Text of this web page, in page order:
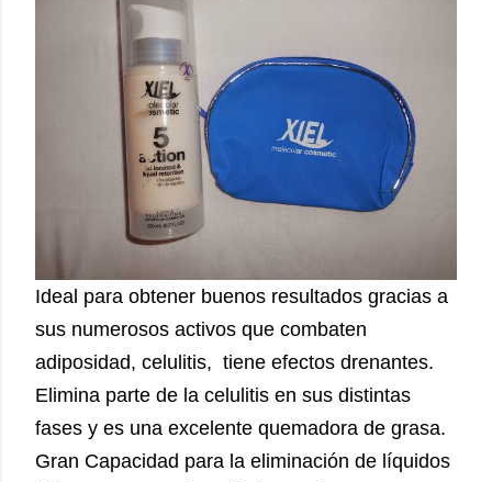
Ideal para obtener buenos resultados gracias a
sus numerosos activos que combaten
adiposidad, celulitis, tiene efectos drenantes.
Elimina parte de la celulitis en sus distintas
fases y es una excelente quemadora de grasa.
Gran Capacidad para la eliminación de líquidos